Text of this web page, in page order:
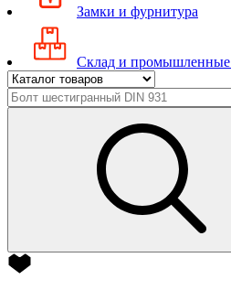
Замки и фурнитура
Склад и промышленные